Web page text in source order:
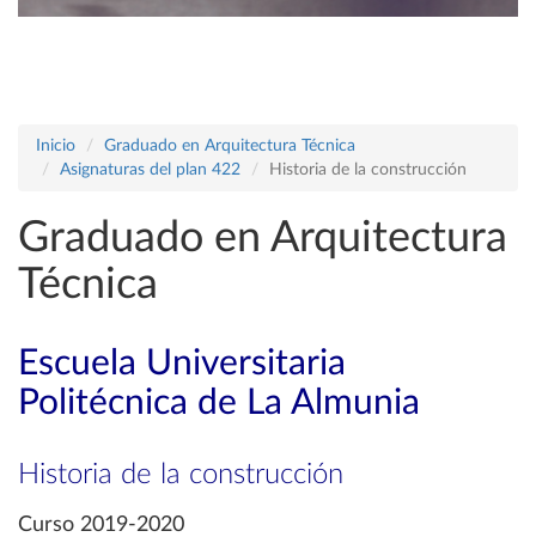
Inicio
Graduado en Arquitectura Técnica
Asignaturas del plan 422
Historia de la construcción
Graduado en Arquitectura
Técnica
Escuela Universitaria
Politécnica de La Almunia
Historia de la construcción
Curso 2019-2020